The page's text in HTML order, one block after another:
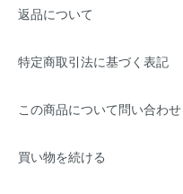
返品について
特定商取引法に基づく表記
この商品について問い合わせ
買い物を続ける